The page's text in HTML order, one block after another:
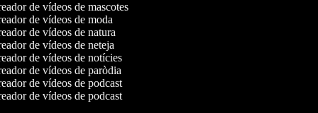
de vídeos de mascotes
de vídeos de moda
de vídeos de natura
de vídeos de neteja
de vídeos de notícies
de vídeos de paròdia
de vídeos de podcast
de vídeos de podcast